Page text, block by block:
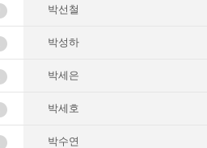
박선철
박성하
박세은
박세호
박수연